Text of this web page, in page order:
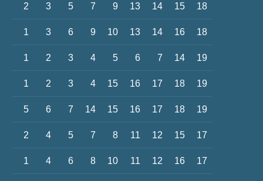
2 3 5 7 9 13 14 15 18
1 3 6 9 10 13 14 16 18
1 2 3 4 5 6 7 14 19
1 2 3 4 15 16 17 18 19
5 6 7 14 15 16 17 18 19
2 4 5 7 8 11 12 15 17
1 4 6 8 10 11 12 16 17